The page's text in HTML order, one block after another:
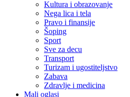
Kultura i obrazovanje
Nega lica i tela
Pravo i finansije
Šoping
Sport
Sve za decu
Transport
Turizam i ugostiteljstvo
Zabava
Zdravlje i medicina
Mali oglasi